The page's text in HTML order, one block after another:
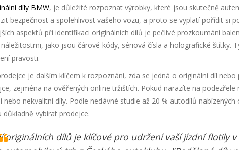
díly BMW, je důležité rozpoznat výrobky, které jsou skutečně
bezpečnost a spolehlivost vašeho vozu, a proto se vyplatí pořídit si
aspektů při identifikaci originálních dílů je pečlivé prozkoumání
náležitostmi, jako jsou čárové kódy, sériová čísla a holografické štítky.
pravosti.
je dalším klíčem k rozpoznání, zda se jedná o originální díl
zejména na ověřených online tržištích. Pokud narazíte na
nebo nekvalitní díly. Podle nedávné studie až 20 % autodílů
vybírat prodejce.
originálních dílů je klíčové pro udržení vaší jízdní flotily v